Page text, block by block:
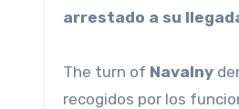
arrestado a su
The turn of Navalny
recogidos por los